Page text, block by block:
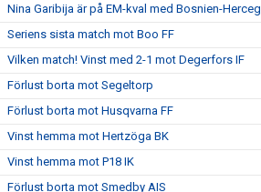
Nina Garibija är på EM-kval med Bosnien-
Seriens sista match mot Boo FF
Vilken match! Vinst med 2-1 mot Degerfors IF
Förlust borta mot Segeltorp
Förlust borta mot Husqvarna FF
Vinst hemma mot Hertzöga BK
Vinst hemma mot P18 IK
Förlust borta mot Smedby AIS